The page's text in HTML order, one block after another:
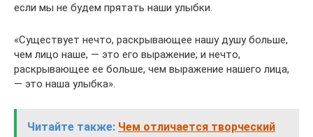
если мы не будем прятать наши улыбки.
«Существует нечто, раскрывающее нашу душу больше,
чем лицо наше, — это его выражение; и нечто,
раскрывающее ее больше, чем выражение нашего лица,
— это наша улыбка».
Читайте также: Чем отличается творческий